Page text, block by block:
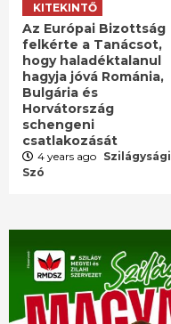
KITEKINTŐ
Az Európai Bizottság
felkérte a Tanácsot,
hogy haladéktalanul
hagyja jóvá Románia,
Bulgária és
Horvátország
schengeni
csatlakozását
4 years ago Szilágysági
Szó